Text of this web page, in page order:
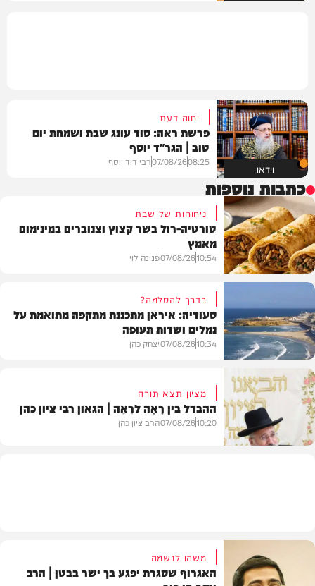
וידאו
יחוה דעת
פרשת ראה: סוד עונג שבת ושמחת יום
טוב | הגר"ד יוסף
08:25
07/08/26רבי דוד יוסף
כתבות נוספות
מתכונים
ניחוחות של שבת
טורטיה-רול בשר קצוץ וצנוברים במינימום
מאמץ
10:54
07/08/26פנינה לוי
בעולם
בדרך להסלמה?
סעודיה: איראן מתכננת מתקפה מתואמת על
נמלים ושדות תעופה
10:34
07/08/26יצחק כהן
מציון תצא תורה
ההבדל בין רָאָה לרְאֵה | הגאון רבי ציון כהן
10:20
07/08/26הרב ציון כהן
משהו לנשמה
האגרוף שסגרת יפגע בך ישר בבטן | הרב